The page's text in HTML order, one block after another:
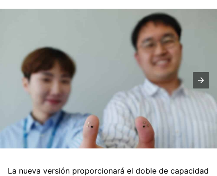
La nueva versión proporcionará el doble de capacidad